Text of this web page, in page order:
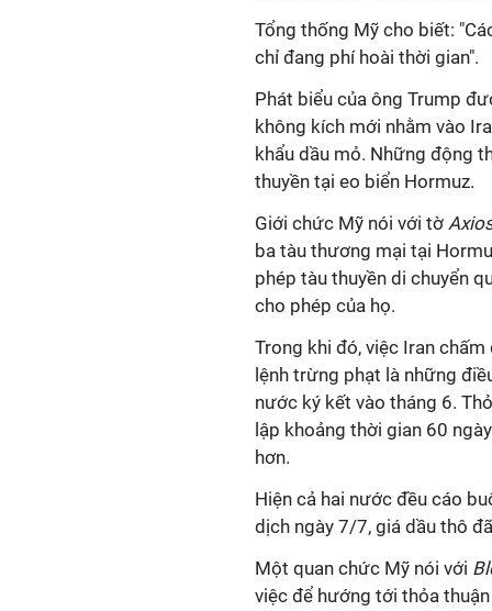
Tổng thống Mỹ cho biết:
chỉ đang phí hoài thời gian".
Phát biểu của ông Trump
không kích mới nhằm vào
khẩu dầu mỏ. Những động
thuyền tại eo biển Hormuz.
Giới chức Mỹ nói với tờ
ba tàu thương mại tại
phép tàu thuyền di chuyển
cho phép của họ.
Trong khi đó, việc Iran
lệnh trừng phạt là những
nước ký kết vào tháng 6.
lập khoảng thời gian 60
hơn.
Hiện cả hai nước đều cáo
dịch ngày 7/7, giá dầu thô
Một quan chức Mỹ nói với
việc để hướng tới thỏa